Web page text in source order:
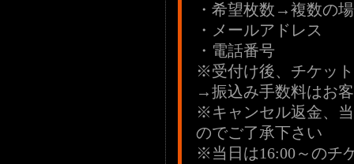
・希望枚数→複数の
・メールアドレス
・電話番号
※受付け後、チケッ
→振込み手数料はお
※キャンセル返金、
のでご了承下さい
※当日は16:00～のチ